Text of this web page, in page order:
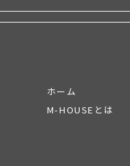
ホーム
M-HOUSEとは